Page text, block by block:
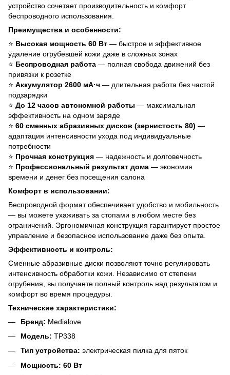
устройство сочетает производительность и комфорт
беспроводного использования.
Преимущества и особенности:
⭐ Высокая мощность 60 Вт — быстрое и эффективное
удаление огрубевшей кожи даже в сложных зонах
⭐ Беспроводная работа — полная свобода движений без
привязки к розетке
⭐ Аккумулятор 2600 мА·ч — длительная работа без частой
подзарядки
⭐ До 12 часов автономной работы — максимальная
эффективность на одном заряде
⭐ 60 сменных абразивных дисков (зернистость 80) —
адаптация интенсивности ухода под индивидуальные
потребности
⭐ Прочная конструкция — надежность и долговечность
⭐ Профессиональный результат дома — экономия
времени и денег без посещения салона
Комфорт в использовании:
Беспроводной формат обеспечивает удобство и мобильность
— вы можете ухаживать за стопами в любом месте без
ограничений. Эргономичная конструкция гарантирует простое
управление и безопасное использование даже без опыта.
Эффективность и контроль:
Сменные абразивные диски позволяют точно регулировать
интенсивность обработки кожи. Независимо от степени
огрубения, вы получаете полный контроль над результатом и
комфорт во время процедуры.
Технические характеристики:
Бренд: Medialove
Модель: TP338
Тип устройства: электрическая пилка для пяток
Мощность: 60 Вт